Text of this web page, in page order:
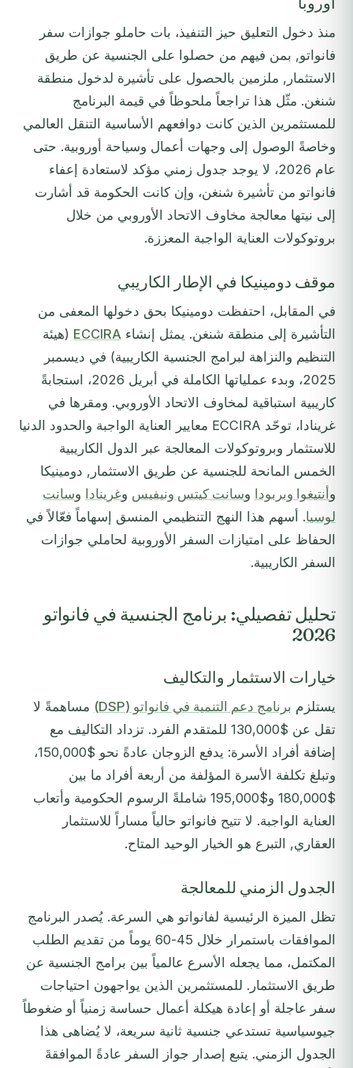
منذ دخول التعليق حيز التنفيذ، بات حاملو جوازات سفر
فانواتو, بمن فيهم من حصلوا على الجنسية عن طريق
الاستثمار, ملزمين بالحصول على تأشيرة لدخول منطقة
شنغن. مثّل هذا تراجعاً ملحوظاً في قيمة البرنامج
للمستثمرين الذين كانت دوافعهم الأساسية التنقل العالمي
وخاصةً الوصول إلى وجهات أعمال وسياحة أوروبية. حتى
عام 2026، لا يوجد جدول زمني مؤكد لاستعادة إعفاء
فانواتو من تأشيرة شنغن، وإن كانت الحكومة قد أشارت
إلى نيتها معالجة مخاوف الاتحاد الأوروبي من خلال
بروتوكولات العناية الواجبة المعززة.
موقف دومينيكا في الإطار الكاريبي
في المقابل، احتفظت دومينيكا بحق دخولها المعفى من
التأشيرة إلى منطقة شنغن. يمثل إنشاء ECCIRA (هيئة
التنظيم والنزاهة لبرامج الجنسية الكاريبية) في ديسمبر
2025، وبدء عملياتها الكاملة في أبريل 2026، استجابةً
كاريبية استباقية لمخاوف الاتحاد الأوروبي. ومقرها في
غرينادا، توحّد ECCIRA معايير العناية الواجبة والحدود الدنيا
للاستثمار وبروتوكولات المعالجة عبر الدول الكاريبية
الخمس المانحة للجنسية عن طريق الاستثمار, دومينيكا
و أنتيغوا وبربودا وسانت كيتس ونيفيس وغرينادا وسانت
لوسيا. أسهم هذا النهج التنظيمي المنسق إسهاماً فعّالاً في
الحفاظ على امتيازات السفر الأوروبية لحاملي جوازات
السفر الكاريبية.
تحليل تفصيلي: برنامج الجنسية في فانواتو
2026
خيارات الاستثمار والتكاليف
يستلزم برنامج دعم التنمية في فانواتو (DSP)
مساهمةً لا
تقل عن $130,000 للمتقدم الفرد. تزداد التكاليف مع
إضافة أفراد الأسرة: يدفع الزوجان عادةً نحو $150,000،
وتبلغ تكلفة الأسرة المؤلفة من أربعة أفراد ما بين
$180,000 و$195,000 شاملةً الرسوم الحكومية وأتعاب
العناية الواجبة. لا تتيح فانواتو حالياً مساراً للاستثمار
العقاري, التبرع هو الخيار الوحيد المتاح.
الجدول الزمني للمعالجة
تظل الميزة الرئيسية لفانواتو هي السرعة. يُصدر البرنامج
الموافقات باستمرار خلال 45-60 يوماً من تقديم الطلب
المكتمل، مما يجعله الأسرع عالمياً بين برامج الجنسية عن
طريق الاستثمار. للمستثمرين الذين يواجهون احتياجات
سفر عاجلة أو إعادة هيكلة أعمال حساسة زمنياً أو ضغوطاً
جيوسياسية تستدعي جنسية ثانية سريعة، لا يُضاهى هذا
الجدول الزمني. يتبع إصدار جواز السفر عادةً الموافقةَ